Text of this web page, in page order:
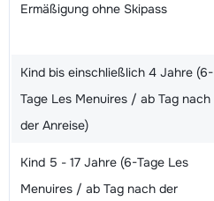
Ermäßigung ohne Skipass
Kind bis einschließlich 4 Jahre (6-
Tage Les Menuires / ab Tag nach
der Anreise)
Kind 5 - 17 Jahre (6-Tage Les
Menuires / ab Tag nach der